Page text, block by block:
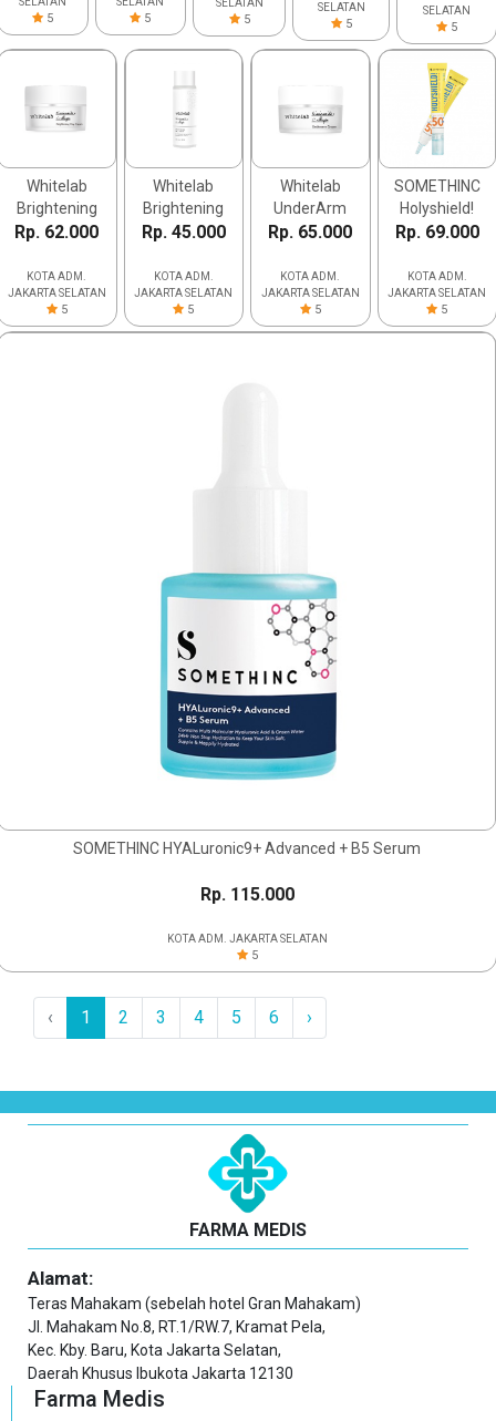
5 5
SELATAN
5
SELATAN
5
SELATAN
5
Whitelab
Brightening
Day Cream
Rp. 62.000
KOTA ADM.
JAKARTA SELATAN
5
Whitelab
Brightening
Face Toner
Rp. 45.000
KOTA ADM.
JAKARTA SELATAN
5
Whitelab
UnderArm
Cream
Rp. 65.000
KOTA ADM.
JAKARTA SELATAN
5
SOMETHINC
Holyshield!
Sunscreen
Corrector
Serum SPF
50+ PA++++
Rp. 69.000
KOTA ADM.
JAKARTA SELATAN
5
SOMETHINC HYALuronic9+ Advanced + B5 Serum
Rp. 115.000
KOTA ADM. JAKARTA SELATAN
5
‹ 1 2 3 4 5 6 ›
FARMA MEDIS
Alamat:
Teras Mahakam (sebelah hotel Gran Mahakam)
Jl. Mahakam No.8, RT.1/RW.7, Kramat Pela,
Kec. Kby. Baru, Kota Jakarta Selatan,
Daerah Khusus Ibukota Jakarta 12130
Farma Medis